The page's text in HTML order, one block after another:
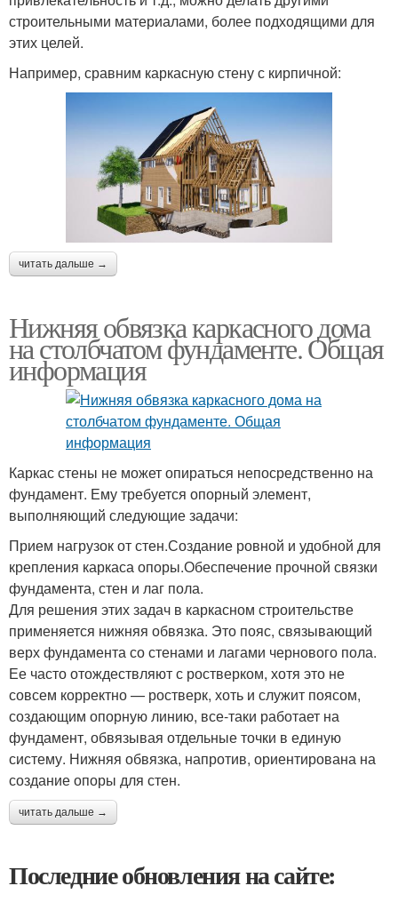
строительными материалами, более подходящими для
этих целей.
Например, сравним каркасную стену с кирпичной:
читать дальше →
Нижняя обвязка каркасного дома
на столбчатом фундаменте. Общая
информация
Каркас стены не может опираться непосредственно на
фундамент. Ему требуется опорный элемент,
выполняющий следующие задачи:
Прием нагрузок от стен.Создание ровной и удобной для
крепления каркаса опоры.Обеспечение прочной связки
фундамента, стен и лаг пола.
Для решения этих задач в каркасном строительстве
применяется нижняя обвязка. Это пояс, связывающий
верх фундамента со стенами и лагами чернового пола.
Ее часто отождествляют с ростверком, хотя это не
совсем корректно — ростверк, хоть и служит поясом,
создающим опорную линию, все-таки работает на
фундамент, обвязывая отдельные точки в единую
систему. Нижняя обвязка, напротив, ориентирована на
создание опоры для стен.
читать дальше →
Последние обновления на сайте: